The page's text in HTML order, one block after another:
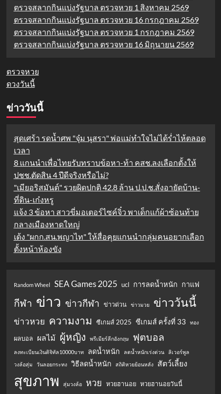
ตรวจสลากกินแบ่งรัฐบาล ตรวจหวย 1 สิงหาคม 2569
ตรวจสลากกินแบ่งรัฐบาล ตรวจหวย 16 กรกฎาคม 2569
ตรวจสลากกินแบ่งรัฐบาล ตรวจหวย 1 กรกฎาคม 2569
ตรวจสลากกินแบ่งรัฐบาล ตรวจหวย 16 มิถุนายน 2569
ตรวจหวย
ดวงวันนี้
ข่าววันนี้
สุดเศร้า รดน้ำศพ "จุ๋ม นุสรา" พ่อแม่ทำใจไม่ได้ร่ำไห้ตลอด
เวลา
8 แกนนำเพื่อไทยรับทราบข้อหา-ท้า คสช.ลงเลือกตั้งให้
ปชช.ตัดสิน 4 ปีดีจริงหรือไม่?
"เมียอริสมันต์" รวยผิดปกติ 42.8 ล้าน ป.ป.ช.สั่งอายัดบ้าน-
ที่ดิน-เก๋งหรู
แจ้ง 3 ข้อหา สาวขี่มอเตอร์ไซค์จิ๋ว พาเด็กแก้ผ้าซ้อนท้าย
กลางเมืองหาดใหญ่
เด้ง "ผกก.สน.พญาไท" ให้สื่อคุยแกนนำกลุ่มคนอยากเลือก
ตั้งหน้าห้องขัง
Random Wheel SEA Games 2025 ucl การลดน้ำหนัก กาแฟ
กีฬา ข่าว ข่าวกีฬา ข่าวด่วน ข่าวมวย ข่าววันนี้
ข่าวหวย ความงาม ซีเกมส์ 2025 ซีเกมส์ ครั้งที่ 33 ทอง
ผลบอล ผลไม้ ผู้หญิง พรีเมียร์ลีกอังกฤษ ฟุตบอล
ลงทะเบียนเงินดิจิทัล10000บาท ลดน้ำหนัก ลดน้ำหนักเร่งด่วน
ลิเวอร์พูล
วงล้อสุ่ม
วันลอยกระทง วิธีลดน้ำหนัก สถิติหวยย้อนหลัง สัตว์เลี้ยง
สุขภาพ สุ่มวงล้อ หวย หวยฮานอย หวยฮานอยวันนี้